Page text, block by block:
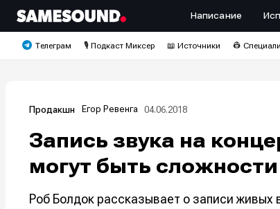
Написание
Телеграм 🎙️ Подкаст Миксер 📖 Источники 👷
Продакшн Егор Ревенга 04.06.2018
Запись звука на
могут быть сложности
Роб Болдок рассказывает о записи